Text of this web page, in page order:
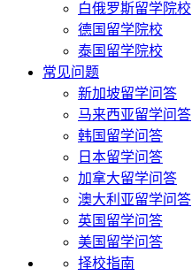
白俄罗斯留学院校
德国留学院校
泰国留学院校
常见问题
新加坡留学问答
马来西亚留学问答
韩国留学问答
日本留学问答
加拿大留学问答
澳大利亚留学问答
英国留学问答
美国留学问答
择校指南